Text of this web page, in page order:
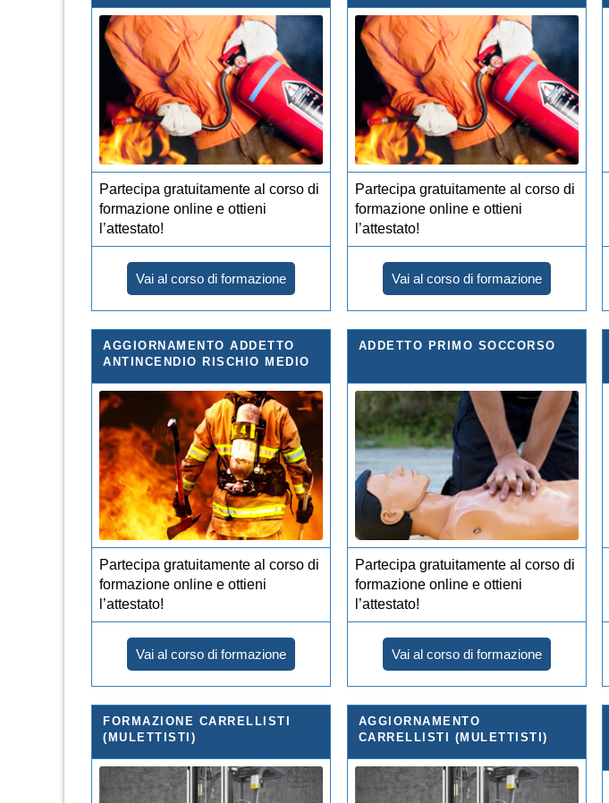
Partecipa gratuitamente al corso di
formazione online e ottieni
l’attestato!
Vai al corso di formazione
Partecipa gratuitamente al corso di
formazione online e ottieni
l’attestato!
Vai al corso di formazione
AGGIORNAMENTO ADDETTO
ANTINCENDIO RISCHIO MEDIO
Partecipa gratuitamente al corso di
formazione online e ottieni
l’attestato!
Vai al corso di formazione
ADDETTO PRIMO SOCCORSO
Partecipa gratuitamente al corso di
formazione online e ottieni
l’attestato!
Vai al corso di formazione
FORMAZIONE CARRELLISTI
(MULETTISTI)
AGGIORNAMENTO
CARRELLISTI (MULETTISTI)